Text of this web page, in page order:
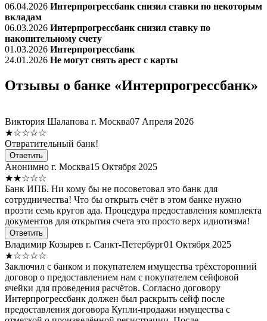
06.04.2026 Интерпрогрессбанк снизил ставки по некоторым
вкладам
06.03.2026 Интерпрогрессбанк снизил ставку по
накопительному счету
01.03.2026 Интерпрогрессбанк
24.01.2026 Не могут снять арест с карты
Отзывы о банке «Интерпрогрессбанк»
Виктория Шалапова г. Москва07 Апреля 2026
★☆☆☆☆
Отвратительный банк!
Ответить
Анонимно г. Москва15 Октября 2025
★★☆☆☆
Банк ИПБ. Ни кому бы не посоветовал это банк для
сотрудничества! Что бы открыть счёт в этом банке нужно
проэти семь кругов ада. Процедура предоставления комплекта
документов для открытия счета это просто верх идиотизма!
Ответить
Владимир Козырев г. Санкт-Петербург01 Октября 2025
★☆☆☆☆
Заключил с банком и покупателем имущества трёхсторонний
договор о предоставлением нам с покупателем сейфовой
ячейки для проведения расчётов. Согласно договору
Интерпрогрессбанк должен был раскрыть сейф после
предоставления договора Купли-продажи имущества с